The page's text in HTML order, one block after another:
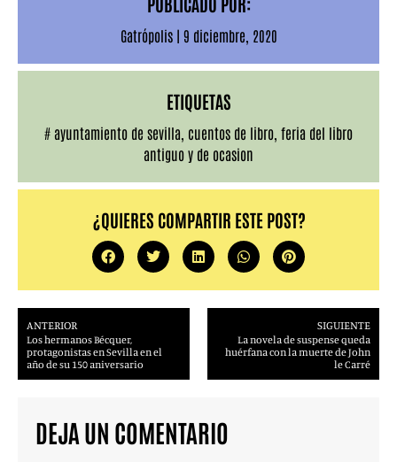
Gatrópolis | 9 diciembre, 2020
ETIQUETAS
# ayuntamiento de sevilla cuentos de libro feria del libro
antiguo y de ocasion
¿QUIERES COMPARTIR ESTE POST?
ANTERIOR
Los hermanos Bécquer,
protagonistas en Sevilla en el
año de su 150 aniversario
SIGUIENTE
La novela de suspense queda
huérfana con la muerte de John
le Carré
DEJA UN COMENTARIO